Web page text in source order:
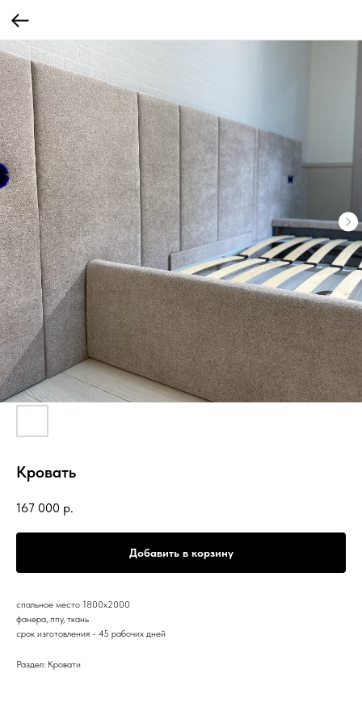
Кровать
167 000 р.
Добавить в корзину
спальное место 1800х2000
фанера, ппу, ткань
срок изготовления - 45 рабочих дней
Раздел: Кровати